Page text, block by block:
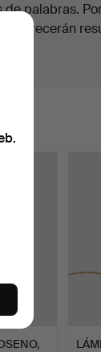
de palabras.
aparecerán